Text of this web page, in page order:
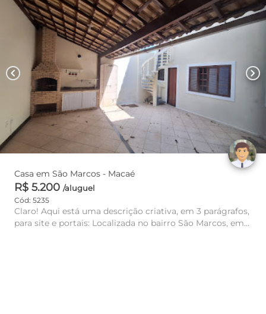
chevron_left chevron_right
Casa em São Marcos - Macaé
R$ 5.200 /aluguel
Cód: 5235
Claro! Aqui está uma descrição criativa, em 3 parágrafos,
para site e portais: Localizada no bairro São Marcos, em